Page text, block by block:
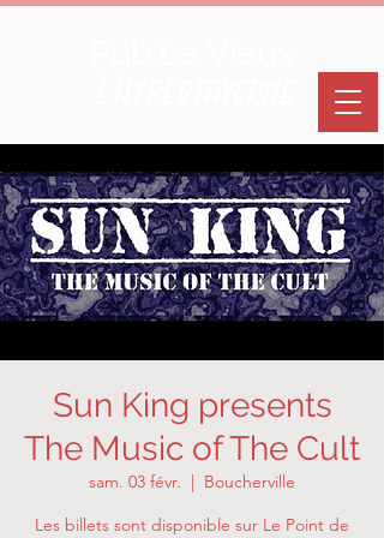
Sun King presents
The Music of The Cult
sam. 03 févr.
  |
Boucherville
Les billets sont disponible sur Le Point de